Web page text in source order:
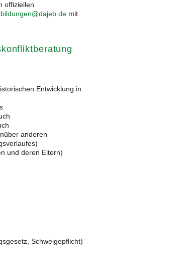
offiziellen
mit
Entwicklung in
anderen
und deren Eltern)
Schweigepflicht)